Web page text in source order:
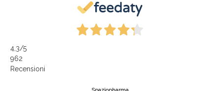
4,3/5
962
Recensioni